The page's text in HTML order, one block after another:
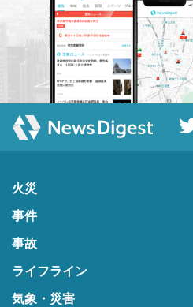
火災
事件
事故
ライフライン
気象・災害